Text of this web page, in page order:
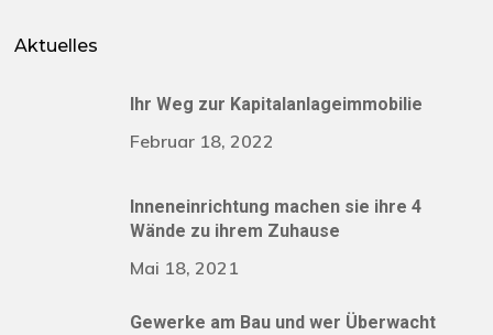
Aktuelles
Ihr Weg zur Kapitalanlageimmobilie
Februar 18, 2022
Inneneinrichtung machen sie ihre 4
Wände zu ihrem Zuhause
Mai 18, 2021
Gewerke am Bau und wer Überwacht